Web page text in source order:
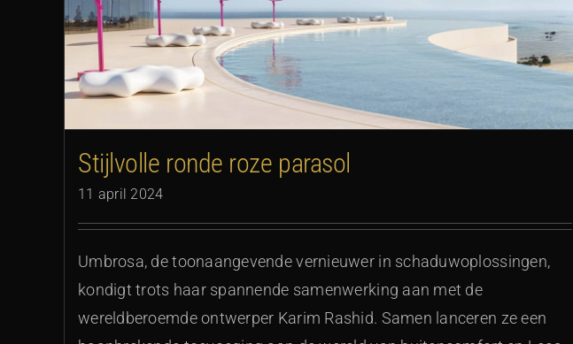
Stijlvolle ronde roze parasol
11 april 2024
Umbrosa, de toonaangevende vernieuwer in schaduwoplossingen,
kondigt trots haar spannende samenwerking aan met de
wereldberoemde ontwerper Karim Rashid. Samen lanceren ze een